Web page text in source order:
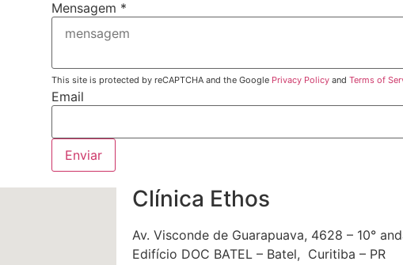
Mensagem *
This site is protected by reCAPTCHA and the Google Privacy Policy and Terms of
Email
Enviar
Clínica Ethos
Av. Visconde de Guarapuava, 4628 – 10°
Edifício DOC BATEL – Batel, Curitiba – PR